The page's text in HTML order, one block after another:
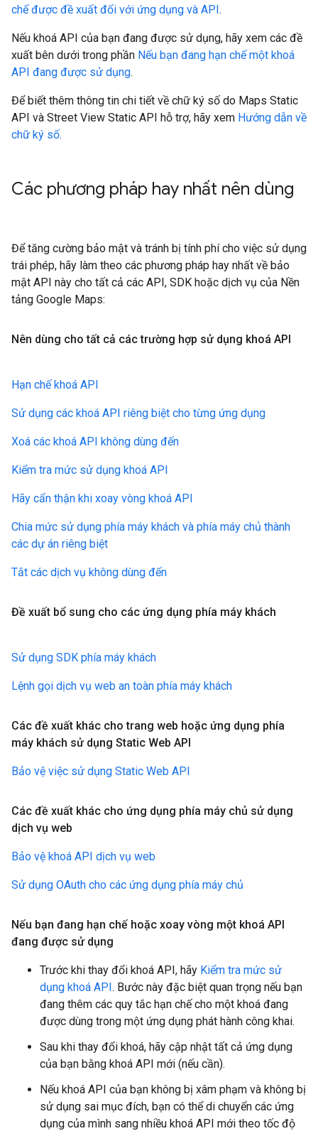
chế được đề xuất đối với ứng dụng và API.
Nếu khoá API của bạn đang được sử dụng, hãy xem các đề
xuất bên dưới trong phần Nếu bạn đang hạn chế một khoá
API đang được sử dụng.
Để biết thêm thông tin chi tiết về chữ ký số do Maps Static
API và Street View Static API hỗ trợ, hãy xem Hướng dẫn về
chữ ký số.
Các phương pháp hay nhất nên dùng
Để tăng cường bảo mật và tránh bị tính phí cho việc sử dụng
trái phép, hãy làm theo các phương pháp hay nhất về bảo
mật API này cho tất cả các API, SDK hoặc dịch vụ của Nền
tảng Google Maps:
Nên dùng cho tất cả các trường hợp sử dụng khoá API
Hạn chế khoá API
Sử dụng các khoá API riêng biệt cho từng ứng dụng
Xoá các khoá API không dùng đến
Kiểm tra mức sử dụng khoá API
Hãy cẩn thận khi xoay vòng khoá API
Chia mức sử dụng phía máy khách và phía máy chủ thành
các dự án riêng biệt
Tắt các dịch vụ không dùng đến
Đề xuất bổ sung cho các ứng dụng phía máy khách
Sử dụng SDK phía máy khách
Lệnh gọi dịch vụ web an toàn phía máy khách
Các đề xuất khác cho trang web hoặc ứng dụng phía
máy khách sử dụng Static Web API
Bảo vệ việc sử dụng Static Web API
Các đề xuất khác cho ứng dụng phía máy chủ sử dụng
dịch vụ web
Bảo vệ khoá API dịch vụ web
Sử dụng OAuth cho các ứng dụng phía máy chủ
Nếu bạn đang hạn chế hoặc xoay vòng một khoá API
đang được sử dụng
Trước khi thay đổi khoá API, hãy Kiểm tra mức sử
dụng khoá API. Bước này đặc biệt quan trọng nếu bạn
đang thêm các quy tắc hạn chế cho một khoá đang
được dùng trong một ứng dụng phát hành công khai.
Sau khi thay đổi khoá, hãy cập nhật tất cả ứng dụng
của bạn bằng khoá API mới (nếu cần).
Nếu khoá API của bạn không bị xâm phạm và không bị
sử dụng sai mục đích, bạn có thể di chuyển các ứng
dụng của mình sang nhiều khoá API mới theo tốc độ